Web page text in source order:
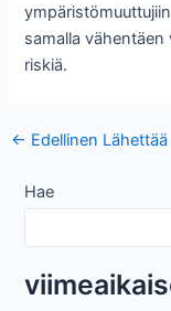
samalla
riskiä.
Viesti
← Edellinen Lähettää
Hae